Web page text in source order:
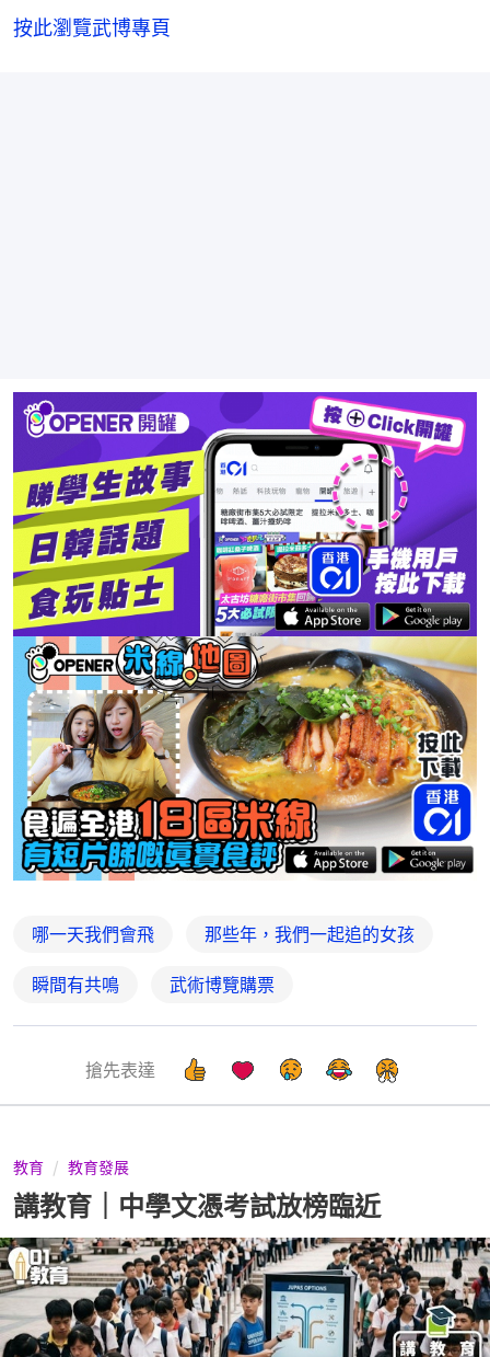
按此瀏覽武博專頁
哪一天我們會飛 那些年，我們一起追的女孩
瞬間有共鳴 武術博覽購票
搶先表達
教育 教育發展
講教育｜中學文憑考試放榜臨近